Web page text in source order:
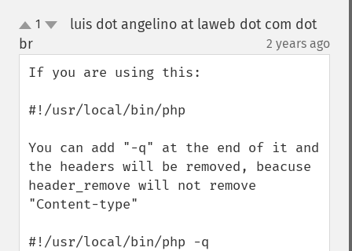
up
1
luis dot angelino at laweb dot com dot
br
2 years ago
If you are using this:
#!/usr/local/bin/php
You can add "-q" at the end of it and
the headers will be removed, beacuse
header_remove will not remove
"Content-type"
#!/usr/local/bin/php -q